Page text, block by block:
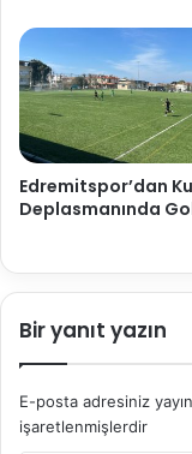
Edremitspor’dan
Deplasmanında
Bir yanıt yazın
E-posta adresiniz
işaretlenmişlerdir